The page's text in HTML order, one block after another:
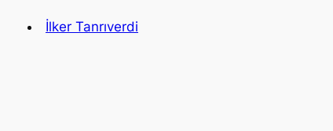
İlker Tanrıverdi